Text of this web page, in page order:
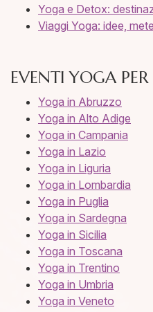
Yoga e Detox:
Viaggi Yoga: idee,
EVENTI YOGA
Yoga in Abruzzo
Yoga in Alto Adige
Yoga in Campania
Yoga in Lazio
Yoga in Liguria
Yoga in Lombardia
Yoga in Puglia
Yoga in Sardegna
Yoga in Sicilia
Yoga in Toscana
Yoga in Trentino
Yoga in Umbria
Yoga in Veneto